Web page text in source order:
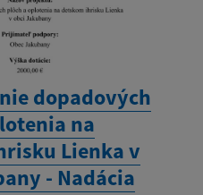
dopadových
na
Lienka v
- Nadácia